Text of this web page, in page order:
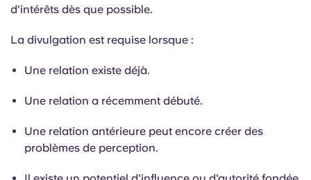
d'intérêts dès que possible.
La divulgation est requise lorsque :
Une relation existe déjà.
Une relation a récemment débuté.
Une relation antérieure peut encore créer des
problèmes de perception.